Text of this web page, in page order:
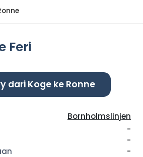
Feri
dari Koge ke Ronne
Bornholmslinjen
-
-
-